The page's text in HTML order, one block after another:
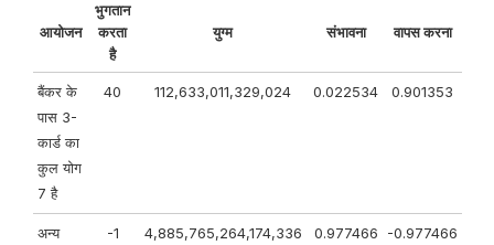
आयोजन
भुगतान
करता
है
युग्म संभावना वापस करना
बैंकर के
पास 3-
कार्ड का
कुल योग
7 है
40 112,633,011,329,024 0.022534 0.901353
अन्य
-1 4,885,765,264,174,336 0.977466 -0.977466